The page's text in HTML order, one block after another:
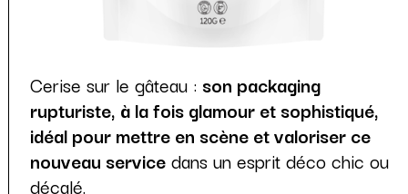
Cerise sur le gâteau :son packaging
rupturiste, à la fois glamour et sophistiqué,
idéal pour mettre en scène et valoriser ce
nouveau servicedans un esprit déco chic ou
décalé.